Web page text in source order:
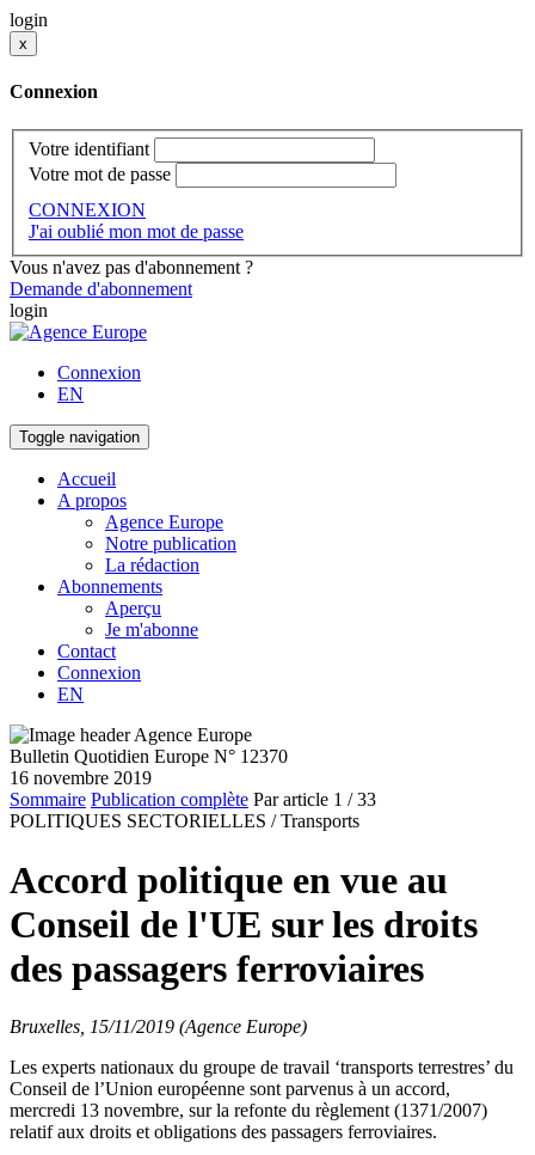
login
x
Connexion
Votre identifiant
Votre mot de passe
CONNEXION
J'ai oublié mon mot de passe
Vous n'avez pas d'abonnement ?
Demande d'abonnement
login
Connexion
EN
Toggle navigation
Accueil
A propos
Agence Europe
Notre publication
La rédaction
Abonnements
Aperçu
Je m'abonne
Contact
Connexion
EN
Bulletin Quotidien Europe N° 12370
16 novembre 2019
Sommaire Publication complète Par article 1 / 33
POLITIQUES SECTORIELLES / Transports
Accord politique en vue au
Conseil de l'UE sur les droits
des passagers ferroviaires
Bruxelles, 15/11/2019 (Agence Europe)
Les experts nationaux du groupe de travail ‘transports terrestres’ du
Conseil de l’Union européenne sont parvenus à un accord,
mercredi 13 novembre, sur la refonte du règlement (1371/2007)
relatif aux droits et obligations des passagers ferroviaires.